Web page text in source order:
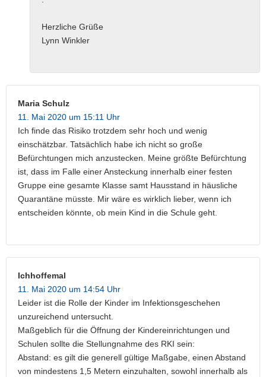
Herzliche Grüße
Lynn Winkler
Maria Schulz
11. Mai 2020 um 15:11 Uhr
Ich finde das Risiko trotzdem sehr hoch und wenig
einschätzbar. Tatsächlich habe ich nicht so große
Befürchtungen mich anzustecken. Meine größte Befürchtung
ist, dass im Falle einer Ansteckung innerhalb einer festen
Gruppe eine gesamte Klasse samt Hausstand in häusliche
Quarantäne müsste. Mir wäre es wirklich lieber, wenn ich
entscheiden könnte, ob mein Kind in die Schule geht.
Ichhoffemal
11. Mai 2020 um 14:54 Uhr
Leider ist die Rolle der Kinder im Infektionsgeschehen
unzureichend untersucht.
Maßgeblich für die Öffnung der Kindereinrichtungen und
Schulen sollte die Stellungnahme des RKI sein:
Abstand: es gilt die generell gültige Maßgabe, einen Abstand
von mindestens 1,5 Metern einzuhalten, sowohl innerhalb als